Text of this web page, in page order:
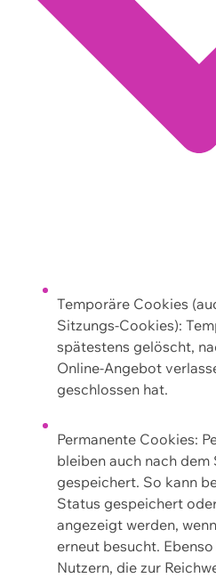
Temporäre Cookies
Sitzungs-Cookies):
spätestens gelöscht,
Online-Angebot
geschlossen hat.
Permanente Cookies:
bleiben auch nach dem
gespeichert. So kann
Status gespeichert
angezeigt werden,
erneut besucht.
Nutzern, die zur